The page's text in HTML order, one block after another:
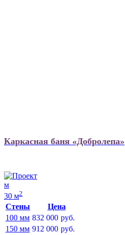
Каркасная баня «Добролепа»
м
30 м2
Стены
Цена
100 мм 832 000 руб.
150 мм 912 000 руб.